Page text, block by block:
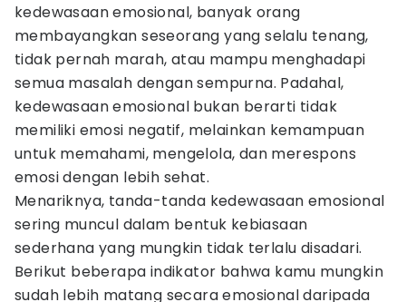
kedewasaan emosional, banyak orang
membayangkan seseorang yang selalu tenang,
tidak pernah marah, atau mampu menghadapi
semua masalah dengan sempurna. Padahal,
kedewasaan emosional bukan berarti tidak
memiliki emosi negatif, melainkan kemampuan
untuk memahami, mengelola, dan merespons
emosi dengan lebih sehat.
Menariknya, tanda-tanda kedewasaan emosional
sering muncul dalam bentuk kebiasaan
sederhana yang mungkin tidak terlalu disadari.
Berikut beberapa indikator bahwa kamu mungkin
sudah lebih matang secara emosional daripada